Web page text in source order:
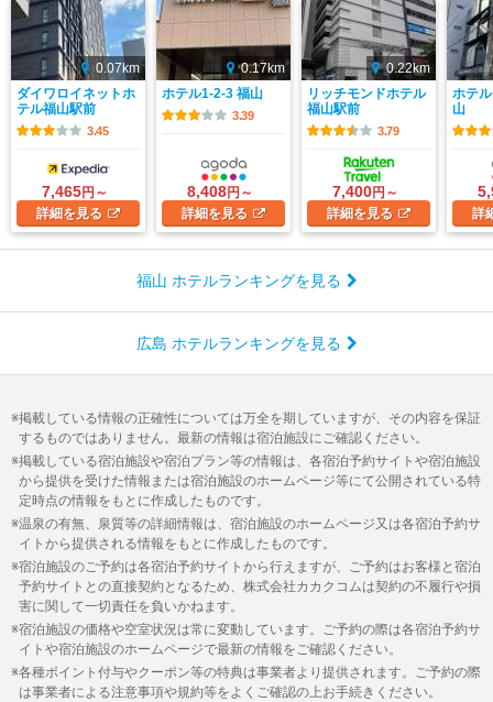
0.07km
ダイワロイネットホ
テル福山駅前
3.45
7,465円～
詳細を見る
0.17km
ホテル1-2-3 福山
3.39
8,408円～
詳細を見る
0.22km
リッチモンドホテル
福山駅前
3.79
7,400円～
詳細を見る
ホテ
山
詳
福山 ホテルランキングを見る
広島 ホテルランキングを見る
掲載している情報の正確性については万全を期していますが、その内容を保証
するものではありません。最新の情報は宿泊施設にご確認ください。
掲載している宿泊施設や宿泊プラン等の情報は、各宿泊予約サイトや宿泊施設
から提供を受けた情報または宿泊施設のホームページ等にて公開されている特
定時点の情報をもとに作成したものです。
温泉の有無、泉質等の詳細情報は、宿泊施設のホームページ又は各宿泊予約サ
イトから提供される情報をもとに作成したものです。
宿泊施設のご予約は各宿泊予約サイトから行えますが、ご予約はお客様と宿泊
予約サイトとの直接契約となるため、株式会社カカクコムは契約の不履行や損
害に関して一切責任を負いかねます。
宿泊施設の価格や空室状況は常に変動しています。ご予約の際は各宿泊予約サ
イトや宿泊施設のホームページで最新の情報をご確認ください。
各種ポイント付与やクーポン等の特典は事業者より提供されます。ご予約の際
は事業者による注意事項や規約等をよくご確認の上お手続きください。